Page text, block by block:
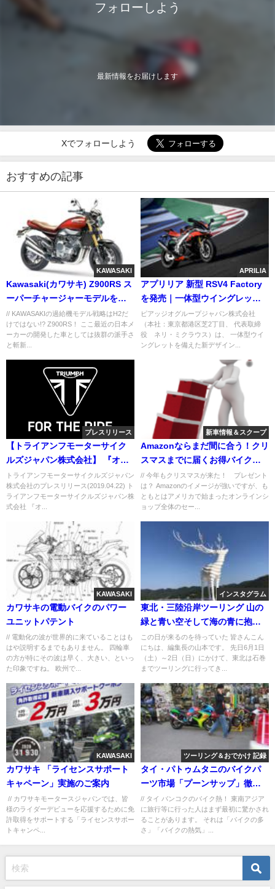
フォローしよう
最新情報をお届けします
Xでフォローしよう
おすすめの記事
KAWASAKI
Kawasaki(カワサキ) Z900RS ス
ーパーチャージャーモデルを開
発!?
// KAWASAKIの過給機モデル戦略はH2だ
けではない!? Z900RS！ ここ最近の日本メ
ーカーの開発した車としては抜群の派手さ
と斬新...
APRILIA
アプリリア 新型 RSV4 Factory
を発売｜一体型ウイングレット
を備えた新エアロダイナミク
ス、エンジンやエレクトロニク
スが進化
ピアッジオグループジャパン株式会社
（本社：東京都港区芝2丁目、 代表取締
役 ネリ・ミクラウス）は、 一体型ウイ
ングレットを備えた新デザイン...
プレスリリース
【トライアンフモーターサイク
ルズジャパン株式会社】 『オー
ルラインナップフェア』開催の
ご案内 ～アクセサリー半額キャ
ンペーン等お得なプランが満載
トライアンフモーターサイクルズジャパン
株式会社のプレスリリース(2019.04.22) ト
ライアンフモーターサイクルズジャパン株
式会社 『オ...
新車情報＆スクープ
Amazonならまだ間に合う！クリ
スマスまでに届くお得バイク用
品まとめ！
// 今年もクリスマスが来た！ プレゼント
は？ Amazonのイメージが強いですが、も
ともとはアメリカで始まったオンラインシ
ョップ全体のセー...
KAWASAKI
カワサキの電動バイクのパワー
ユニットパテント
// 電動化の波が世界的に来ていることはも
はや説明するまでもありません。 四輪車
の方が特にその波は早く、大きい、といっ
た印象ですね。 欧州で...
インスタグラム
東北・三陸沿岸ツーリング 山の
緑と青い空そして海の青に抱か
れよう！
この日が来るのを待っていた 皆さんこん
にちは、編集長の山本です。 先日6月1日
（土）～2日（日）にかけて、東北は石巻
までツーリングに行ってき...
KAWASAKI
カワサキ 「ライセンスサポート
キャペーン」実施のご案内
// カワサキモータースジャパンでは、皆
様のライダーデビューを応援するために免
許取得をサポートする「ライセンスサポー
トキャンペ...
ツーリング＆おでかけ 記録
タイ・パトゥムタニのバイクパ
ーツ市場「プーンサップ」徹底
ガイド ― バンコクから30分のカ
スタム天国
// タイ バンコクのバイク熱！ 東南アジア
に旅行等に行った人はまず最初に驚かされ
ることがあります。 それは「バイクの多
さ」「バイクの熱気」...